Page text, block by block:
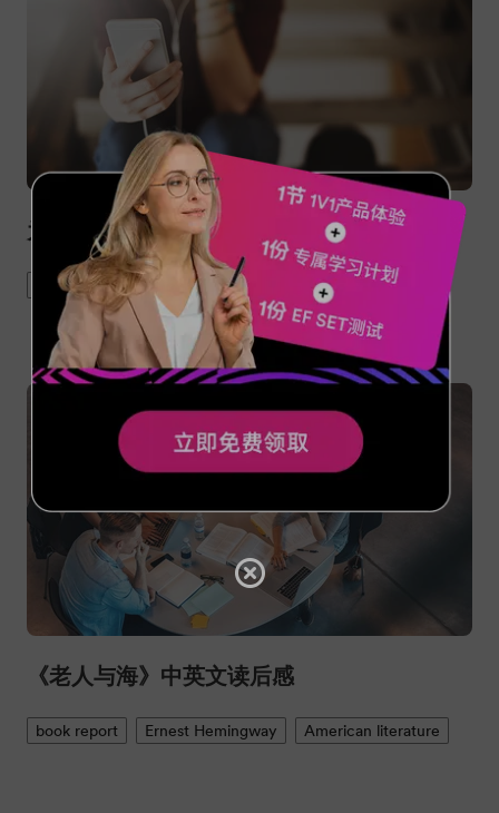
为何猎头对你无爱？
job hunting recruit interview career
《老人与海》中英文读后感
book report Ernest Hemingway American literature